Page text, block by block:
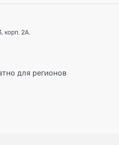
корп. 2А.
для регионов